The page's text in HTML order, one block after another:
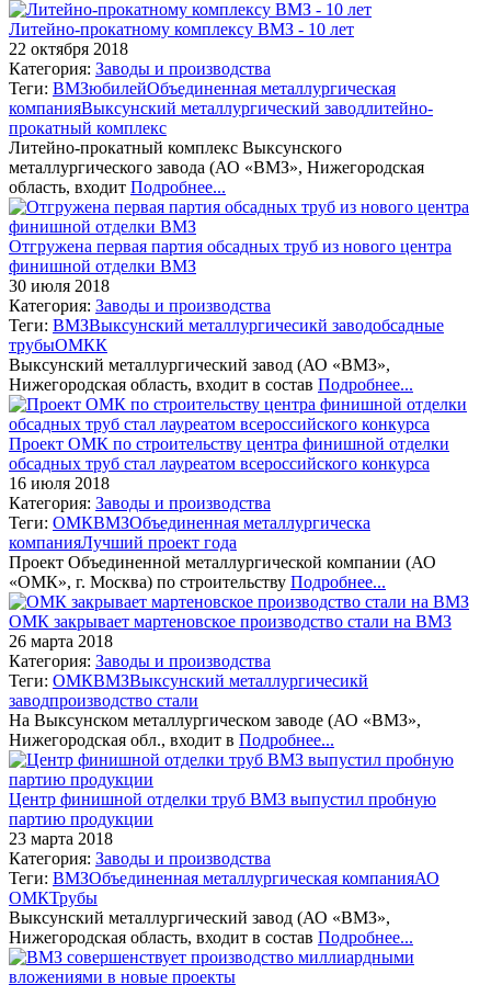
Литейно-прокатному комплексу ВМЗ - 10 лет
22 октября 2018
Категория: Заводы и производства
Теги: ВМЗюбилейОбъединенная металлургическая
компанияВыксунский металлургический заводлитейно-
прокатный комплекс
Литейно-прокатный комплекс Выксунского
металлургического завода (АО «ВМЗ», Нижегородская
область, входит Подробнее...
Отгружена первая партия обсадных труб из нового центра
финишной отделки ВМЗ
30 июля 2018
Категория: Заводы и производства
Теги: ВМЗВыксунский металлургичесикй заводобсадные
трубыОМКК
Выксунский металлургический завод (АО «ВМЗ»,
Нижегородская область, входит в состав Подробнее...
Проект ОМК по строительству центра финишной отделки
обсадных труб стал лауреатом всероссийского конкурса
16 июля 2018
Категория: Заводы и производства
Теги: ОМКВМЗОбъединенная металлургическа
компанияЛучший проект года
Проект Объединенной металлургической компании (АО
«ОМК», г. Москва) по строительству Подробнее...
ОМК закрывает мартеновское производство стали на ВМЗ
26 марта 2018
Категория: Заводы и производства
Теги: ОМКВМЗВыксунский металлургичесикй
заводпроизводство стали
На Выксунском металлургическом заводе (АО «ВМЗ»,
Нижегородская обл., входит в Подробнее...
Центр финишной отделки труб ВМЗ выпустил пробную
партию продукции
23 марта 2018
Категория: Заводы и производства
Теги: ВМЗОбъединенная металлургическая компанияАО
ОМКТрубы
Выксунский металлургический завод (АО «ВМЗ»,
Нижегородская область, входит в состав Подробнее...